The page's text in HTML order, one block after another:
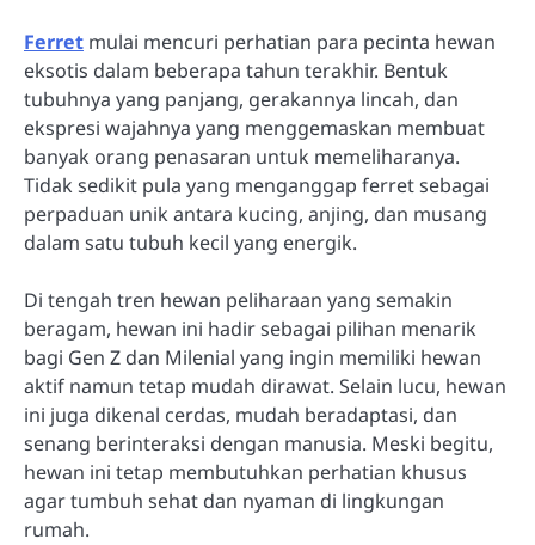
Ferret mulai mencuri perhatian para pecinta hewan
eksotis dalam beberapa tahun terakhir. Bentuk
tubuhnya yang panjang, gerakannya lincah, dan
ekspresi wajahnya yang menggemaskan membuat
banyak orang penasaran untuk memeliharanya.
Tidak sedikit pula yang menganggap ferret sebagai
perpaduan unik antara kucing, anjing, dan musang
dalam satu tubuh kecil yang energik.
Di tengah tren hewan peliharaan yang semakin
beragam, hewan ini hadir sebagai pilihan menarik
bagi Gen Z dan Milenial yang ingin memiliki hewan
aktif namun tetap mudah dirawat. Selain lucu, hewan
ini juga dikenal cerdas, mudah beradaptasi, dan
senang berinteraksi dengan manusia. Meski begitu,
hewan ini tetap membutuhkan perhatian khusus
agar tumbuh sehat dan nyaman di lingkungan
rumah.